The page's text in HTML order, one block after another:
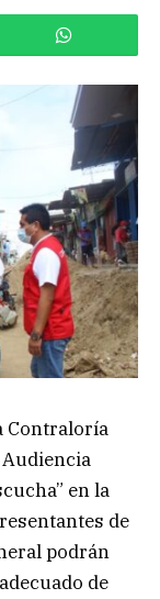
Contraloría
en la
de
podrán
de